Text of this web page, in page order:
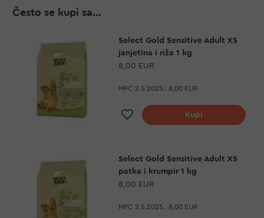
Često se kupi sa...
Select Gold Sensitive Adult XS
janjetina i riža 1 kg
8,00 EUR
MPC 2.5.2025.: 8,00 EUR
Dodaj na listu želja
Kupi
Select Gold Sensitive Adult XS
patka i krumpir 1 kg
8,00 EUR
MPC 2.5.2025.: 8,00 EUR